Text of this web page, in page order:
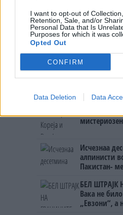
I want to opt-out of
Retention, Sale, and/or
Personal Data that Is
Purposes for which it was
Opted Out
CONFIRM
Data Deletion Data
СЛУШАМ,
ЗА ВОЕНИТЕ
УЧК...
УЛЦИЊ Е
објава на
Црна Гора
Исчезнаа
алпинисти
Пакистан-
БЕЛ ШТРАЈК
Вака не
„Евзони“, а